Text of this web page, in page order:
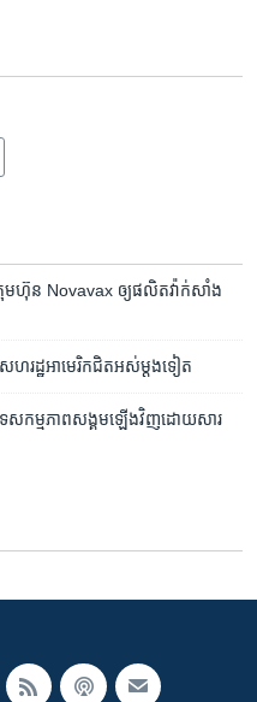
មហ៊ុន Novavax ឲ្យ​ផលិត​វ៉ាក់សាំង​
ហរដ្ឋអាមេរិក​ជិត​អស់​ម្ដង​ទៀត
សកម្មភាព​សង្គម​ឡើង​វិញ​ដោយសារ​